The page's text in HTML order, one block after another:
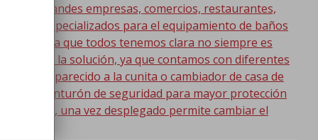
para grandes empresas, comercios, restaurantes,
especializados para el equipamiento de baños
Esta idea que todos tenemos clara no siempre es
tenemos la solución, ya que contamos con diferentes
lo más parecido a la cunita o cambiador de casa de
con un cinturón de seguridad para mayor protección
la pared, una vez desplegado permite cambiar el